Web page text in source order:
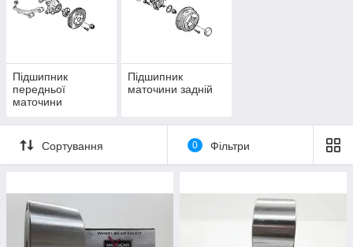
Підшипник
передньої
маточини
Підшипник
маточини задній
Сортування 0 Фільтри